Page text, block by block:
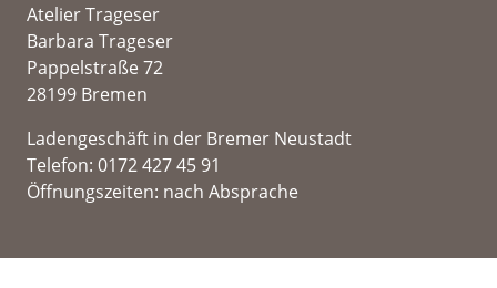
Atelier Trageser
Barbara Trageser
Pappelstraße 72
28199 Bremen
Ladengeschäft in der Bremer Neustadt
Telefon: 0172 427 45 91
Öffnungszeiten: nach Absprache